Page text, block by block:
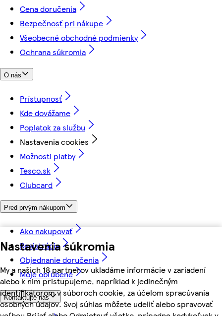
Nastavenia súkromia
My a našich 18 partnerov ukladáme informácie v zariadení
alebo k nim pristupujeme, napríklad k jedinečným
identifikátorom v súboroch cookie, za účelom spracúvania
osobných údajov. Svoj súhlas môžete udeliť alebo spravovať
Cena doručenia
Bezpečnosť pri nákupe
Všeobecné obchodné podmienky
Ochrana súkromia
O nás
Prístupnosť
Kde dovážame
Poplatok za službu
Nastavenia cookies
Možnosti platby
Tesco.sk
Clubcard
Pred prvým nákupom
Ako nakupovať
Registrácia
Objednanie doručenia
Moje obľúbené
Kontaktujte nás